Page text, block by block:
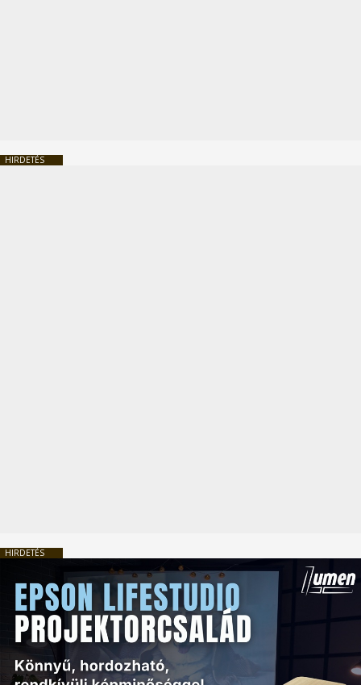
HIRDETÉS
HIRDETÉS